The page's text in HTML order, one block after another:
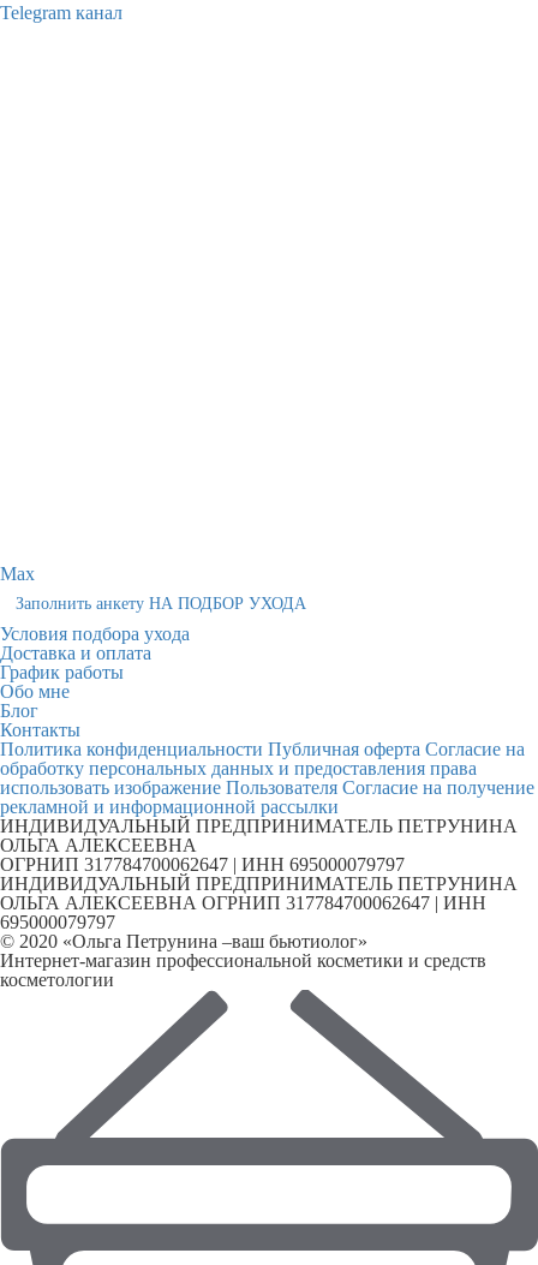
Telegram канал
Max
Заполнить анкету НА ПОДБОР УХОДА
Условия подбора ухода
Доставка и оплата
График работы
Обо мне
Блог
Контакты
Политика конфиденциальности Публичная оферта Согласие на
обработку персональных данных и предоставления права
использовать изображение Пользователя Согласие на получение
рекламной и информационной рассылки
ИНДИВИДУАЛЬНЫЙ ПРЕДПРИНИМАТЕЛЬ ПЕТРУНИНА
ОЛЬГА АЛЕКСЕЕВНА
ОГРНИП 317784700062647 | ИНН 695000079797
ИНДИВИДУАЛЬНЫЙ ПРЕДПРИНИМАТЕЛЬ ПЕТРУНИНА
ОЛЬГА АЛЕКСЕЕВНА ОГРНИП 317784700062647 | ИНН
695000079797
© 2020 «Ольга Петрунина –ваш бьютиолог»
Интернет-магазин профессиональной косметики и средств
косметологии